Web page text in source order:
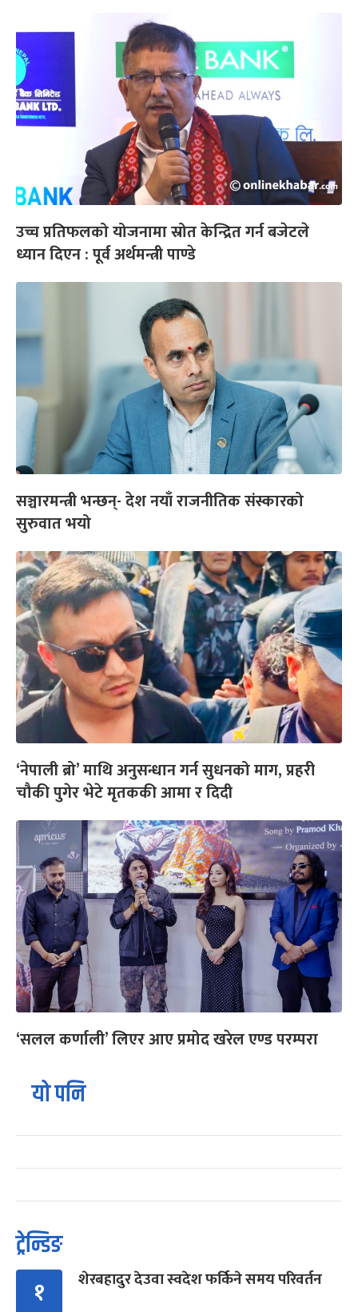
उच्च प्रतिफलको योजनामा स्रोत केन्द्रित गर्न बजेटले
ध्यान दिएन : पूर्व अर्थमन्त्री पाण्डे
सञ्चारमन्त्री भन्छन्- देश नयाँ राजनीतिक संस्कारको
सुरुवात भयो
‘नेपाली ब्रो’ माथि अनुसन्धान गर्न सुधनको माग, प्रहरी
चौकी पुगेर भेटे मृतककी आमा र दिदी
‘सलल कर्णाली’ लिएर आए प्रमोद खरेल एण्ड परम्परा
यो पनि
ट्रेन्डिङ
१ शेरबहादुर देउवा स्वदेश फर्किने समय परिवर्तन